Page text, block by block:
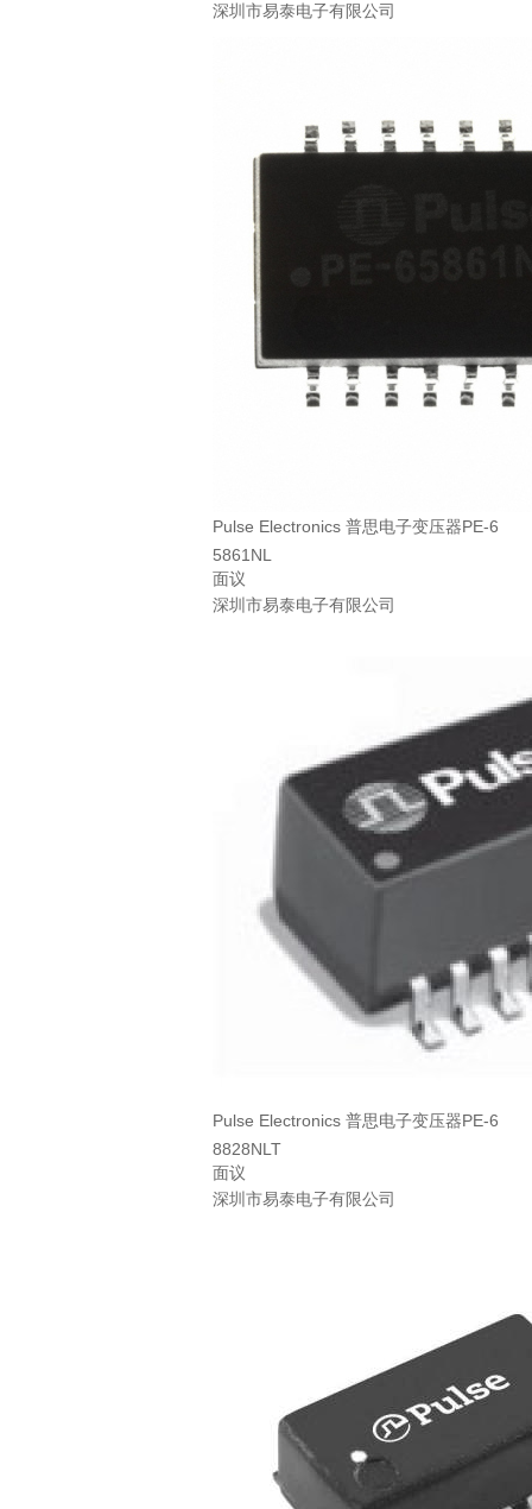
深圳市易泰电子有限公司
Pulse Electronics 普思电子变压器PE-6
5861NL
面议
深圳市易泰电子有限公司
Pulse Electronics 普思电子变压器PE-6
8828NLT
面议
深圳市易泰电子有限公司